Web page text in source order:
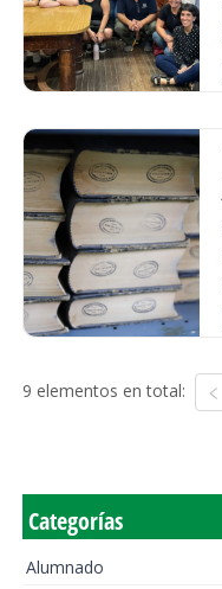
9 elementos en total:
Categorías
Alumnado